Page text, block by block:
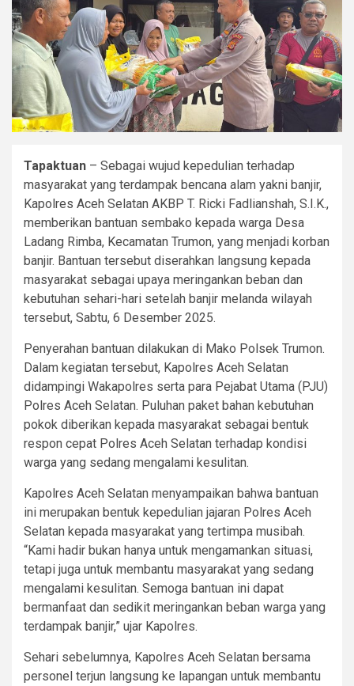
Tapaktuan – Sebagai wujud kepedulian terhadap
masyarakat yang terdampak bencana alam yakni banjir,
Kapolres Aceh Selatan AKBP T. Ricki Fadlianshah, S.I.K.,
memberikan bantuan sembako kepada warga Desa
Ladang Rimba, Kecamatan Trumon, yang menjadi korban
banjir. Bantuan tersebut diserahkan langsung kepada
masyarakat sebagai upaya meringankan beban dan
kebutuhan sehari-hari setelah banjir melanda wilayah
tersebut, Sabtu, 6 Desember 2025.
Penyerahan bantuan dilakukan di Mako Polsek Trumon.
Dalam kegiatan tersebut, Kapolres Aceh Selatan
didampingi Wakapolres serta para Pejabat Utama (PJU)
Polres Aceh Selatan. Puluhan paket bahan kebutuhan
pokok diberikan kepada masyarakat sebagai bentuk
respon cepat Polres Aceh Selatan terhadap kondisi
warga yang sedang mengalami kesulitan.
Kapolres Aceh Selatan menyampaikan bahwa bantuan
ini merupakan bentuk kepedulian jajaran Polres Aceh
Selatan kepada masyarakat yang tertimpa musibah.
“Kami hadir bukan hanya untuk mengamankan situasi,
tetapi juga untuk membantu masyarakat yang sedang
mengalami kesulitan. Semoga bantuan ini dapat
bermanfaat dan sedikit meringankan beban warga yang
terdampak banjir,” ujar Kapolres.
Sehari sebelumnya, Kapolres Aceh Selatan bersama
personel terjun langsung ke lapangan untuk membantu